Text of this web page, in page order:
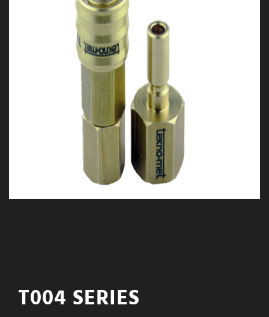
T004 SERIES